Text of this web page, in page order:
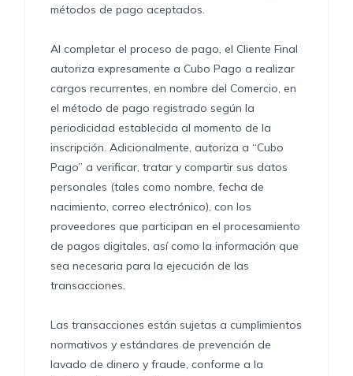
métodos de pago aceptados.
Al completar el proceso de pago, el Cliente Final
autoriza expresamente a Cubo Pago a realizar
cargos recurrentes, en nombre del Comercio, en
el método de pago registrado según la
periodicidad establecida al momento de la
inscripción. Adicionalmente, autoriza a “Cubo
Pago” a verificar, tratar y compartir sus datos
personales (tales como nombre, fecha de
nacimiento, correo electrónico), con los
proveedores que participan en el procesamiento
de pagos digitales, así como la información que
sea necesaria para la ejecución de las
transacciones.
Las transacciones están sujetas a cumplimientos
normativos y estándares de prevención de
lavado de dinero y fraude, conforme a la